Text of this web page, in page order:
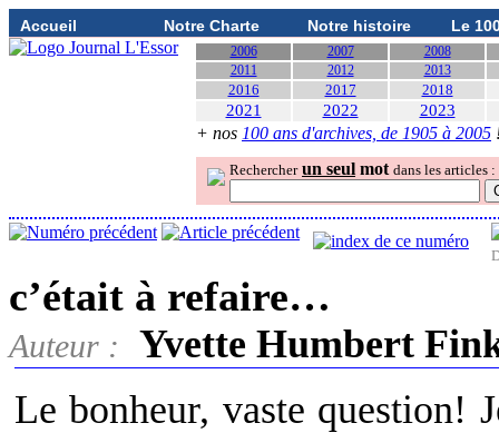
Accueil Notre Charte Notre histoire Le
2006 2007
2008
2011
2012 2013
2016 2017 2018
2021 2022 2023
+ nos 100 ans d'archives, de 1905 à 2005
Rechercher un seul mot dans les articles :
c’était à refaire…
Auteur :
Yvette Humbert
Le bonheur, vaste question!